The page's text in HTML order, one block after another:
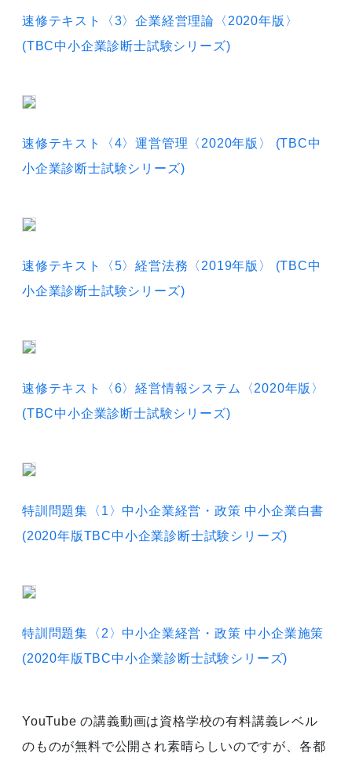
速修テキス ト〈3〉企業経営理論〈2020年版〉
(TBC中小企業診断士試験シリーズ)
速修テキスト〈4〉運営管理〈2020年版〉 (TBC中
小企業診断士試験シリーズ)
速修テキスト〈5〉経営法務〈2019年版〉 (TBC中
小企業診断士試験シリーズ)
速修テキスト〈6〉経営情報システム〈2020年版〉
(TBC中小企業診断士試験シリーズ)
特訓問題集〈1〉中小企業経営・政策 中小企業白書
(2020年版TBC中小企業診断士試験シリーズ)
特訓問題集〈2〉中小企業経営・政策 中小企業施策
(2020年版TBC中小企業診断士試験シリーズ)
YouTube の講義動画は資格学校の有料講義レベル
のものが無料で公開され素晴らしいのですが、各都